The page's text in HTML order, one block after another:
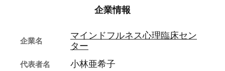
企業情報
企業名
マインドフルネス心理臨床セン
ター
代表者名 小林亜希子